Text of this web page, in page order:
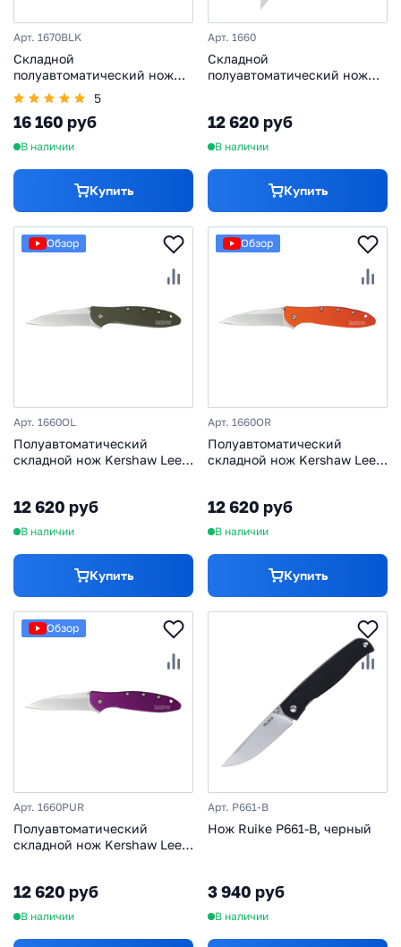
Арт. 1670BLK
Складной
полуавтоматический нож
Kershaw Blur All Black, сталь
Sandvik 14C28N, рукоять
алюминий/Trac-Tec
5
16 160 руб
В наличии
Купить
Арт. 1660
Складной
полуавтоматический нож
нержавеющая сталь
12 620 руб
В наличии
Купить
Обзор
Арт. 1660OL
Полуавтоматический
складной нож Kershaw Leek,
12 620 руб
В наличии
Купить
Обзор
Арт. 1660OR
Полуавтоматический
складной нож Kershaw Leek,
оранжевый
12 620 руб
В наличии
Купить
Обзор
Арт. 1660PUR
Полуавтоматический
складной нож Kershaw Leek,
12 620 руб
В наличии
Арт. P661-B
Нож Ruike P661-B, черный
3 940 руб
В наличии